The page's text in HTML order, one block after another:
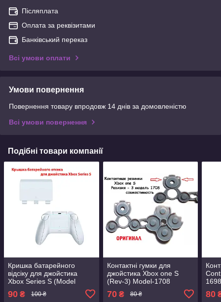
Післяплата
Оплата за реквізитами
Банківський переказ
Всі умови оплати
Умови повернення
Повернення товару впродовж 14 днів за домовленістю
Всі умови повернення
Подібні товари компанії
Кришка батарейного
відсіку для джойстика
Xbox Series S (Model
90 ₴ 100 ₴
Контактні гумки для
джойстика Xbox one S
(Rev-3) Model-1708
70₴ 80 ₴ 80